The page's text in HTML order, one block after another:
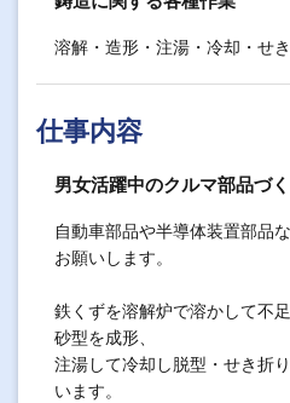
溶解・造形・注湯・冷却・せ
仕事内容
男女活躍中のクルマ部品づ
自動車部品や半導体装置部品
お願いします。
鉄くずを溶解炉で溶かして不
砂型を成形、
注湯して冷却し脱型・せき折
います。